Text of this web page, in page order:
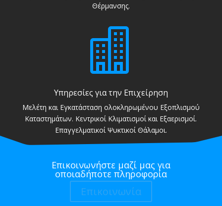
Θέρμανσης.

Υπηρεσίες για την Επιχείρηση
Μελέτη και Εγκατάσταση ολοκληρωμένου Εξοπλισμού
Καταστημάτων. Κεντρικοί Κλιματισμοί και Εξαερισμοί.
Επαγγελματικοί Ψυκτικοί Θάλαμοι.
Επικοινωνήστε μαζί μας για
οποιαδήποτε πληροφορία
Επικοινωνία